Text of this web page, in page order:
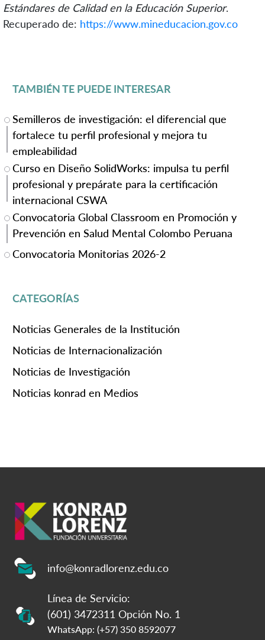
Estándares de Calidad en la Educación Superior.
Recuperado de: https://www.mineducacion.gov.co
TAMBIÉN TE PUEDE INTERESAR
Semilleros de investigación: el diferencial que
fortalece tu perfil profesional y mejora tu
empleabilidad
Curso en Diseño SolidWorks: impulsa tu perfil
profesional y prepárate para la certificación
internacional CSWA
Convocatoria Global Classroom en Promoción y
Prevención en Salud Mental Colombo Peruana
Convocatoria Monitorias 2026-2
CATEGORÍAS
Noticias Generales de la Institución
Noticias de Internacionalización
Noticias de Investigación
Noticias konrad en Medios
info@konradlorenz.edu.co
Línea de Servicio:
(601) 3472311 Opción No. 1
WhatsApp: (+57) 350 8592077